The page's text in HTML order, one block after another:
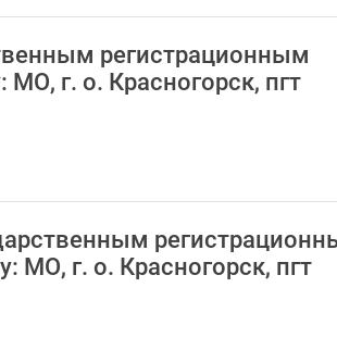
регистрационным
г. о. Красногорск, пгт
МО, г. о. Красногорск, пгт